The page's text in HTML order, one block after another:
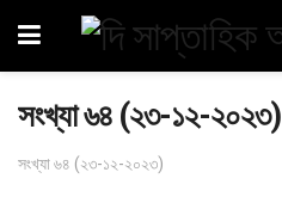
সংখ্যা ৬৪ (২৩-১২-২০২৩)
সংখ্যা ৬৪ (২৩-১২-২০২৩)